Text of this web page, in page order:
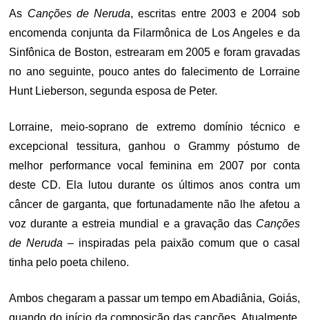
As Canções de Neruda, escritas entre 2003 e 2004 sob
encomenda conjunta da Filarmônica de Los Angeles e da
Sinfônica de Boston, estrearam em 2005 e foram gravadas
no ano seguinte, pouco antes do falecimento de Lorraine
Hunt Lieberson, segunda esposa de Peter.
Lorraine, meio-soprano de extremo domínio técnico e
excepcional tessitura, ganhou o Grammy póstumo de
melhor performance vocal feminina em 2007 por conta
deste CD. Ela lutou durante os últimos anos contra um
câncer de garganta, que fortunadamente não lhe afetou a
voz durante a estreia mundial e a gravação das Canções
de Neruda – inspiradas pela paixão comum que o casal
tinha pelo poeta chileno.
Ambos chegaram a passar um tempo em Abadiânia, Goiás,
quando do início da composição das canções. Atualmente,